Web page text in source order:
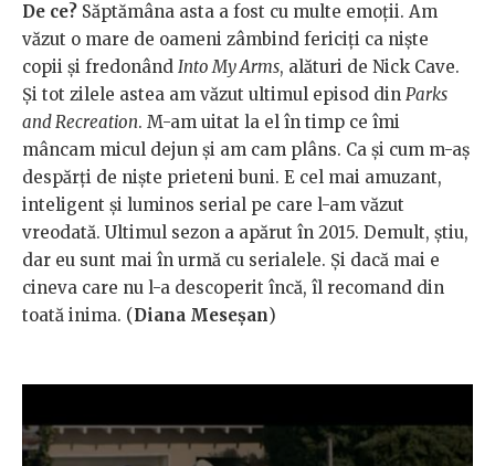
De ce? Săptămâna asta a fost cu multe emoții. Am
văzut o mare de oameni zâmbind fericiți ca niște
copii și fredonând Into My Arms, alături de Nick Cave.
Și tot zilele astea am văzut ultimul episod din Parks
and Recreation. M-am uitat la el în timp ce îmi
mâncam micul dejun și am cam plâns. Ca și cum m-aș
despărți de niște prieteni buni. E cel mai amuzant,
inteligent și luminos serial pe care l-am văzut
vreodată. Ultimul sezon a apărut în 2015. Demult, știu,
dar eu sunt mai în urmă cu serialele. Și dacă mai e
cineva care nu l-a descoperit încă, îl recomand din
toată inima. (Diana Meseșan)